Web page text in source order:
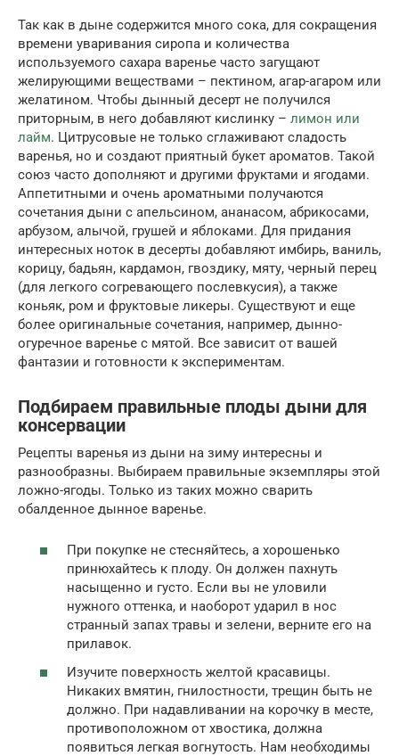
Так как в дыне содержится много сока, для сокращения
времени уваривания сиропа и количества
используемого сахара варенье часто загущают
желирующими веществами – пектином, агар-агаром или
желатином. Чтобы дынный десерт не получился
приторным, в него добавляют кислинку – лимон или
лайм. Цитрусовые не только сглаживают сладость
варенья, но и создают приятный букет ароматов. Такой
союз часто дополняют и другими фруктами и ягодами.
Аппетитными и очень ароматными получаются
сочетания дыни с апельсином, ананасом, абрикосами,
арбузом, алычой, грушей и яблоками. Для придания
интересных ноток в десерты добавляют имбирь, ваниль,
корицу, бадьян, кардамон, гвоздику, мяту, черный перец
(для легкого согревающего послевкусия), а также
коньяк, ром и фруктовые ликеры. Существуют и еще
более оригинальные сочетания, например, дынно-
огуречное варенье с мятой. Все зависит от вашей
фантазии и готовности к экспериментам.
Подбираем правильные плоды дыни для
консервации
Рецепты варенья из дыни на зиму интересны и
разнообразны. Выбираем правильные экземпляры этой
ложно-ягоды. Только из таких можно сварить
обалденное дынное варенье.
При покупке не стесняйтесь, а хорошенько
принюхайтесь к плоду. Он должен пахнуть
насыщенно и густо. Если вы не уловили
нужного оттенка, и наоборот ударил в нос
странный запах травы и зелени, верните его на
прилавок.
Изучите поверхность желтой красавицы.
Никаких вмятин, гнилостности, трещин быть не
должно. При надавливании на корочку в месте,
противоположном от хвостика, должна
появиться легкая вогнутость. Нам необходимы